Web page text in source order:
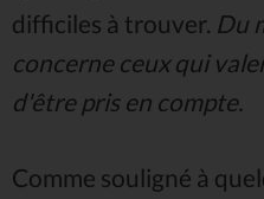
difficiles à trouver. Du
concerne ceux qui
d'être pris en compte.
Comme souligné à